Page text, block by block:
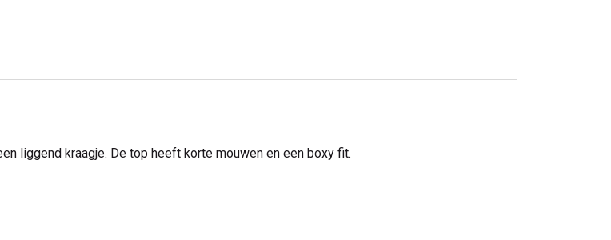
liggend kraagje. De top heeft korte mouwen en een boxy fit.